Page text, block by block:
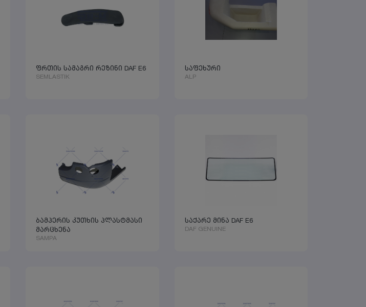
ფრთის სამაგრი რეზინი DAF E6
SEMLASTIK
საფეხური
ALP
ბამპერის კუთხის პლასტმასი
მარცხენა
SAMPA
საქარე მინა DAF E6
DAF GENUINE